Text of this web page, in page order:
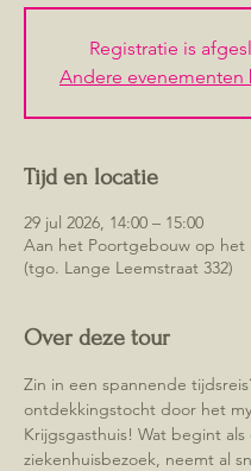
Registratie is
Andere evenementen
Tijd en locatie
29 jul 2026, 14:00 – 15:00
Aan het Poortgebouw op het
(tgo. Lange Leemstraat 332)
Over deze tour
Zin in een spannende
ontdekkingstocht door het
Krijgsgasthuis! Wat begint
ziekenhuisbezoek, neemt al